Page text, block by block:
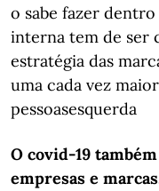
o sabe fazer
interna tem de ser
estratégia das
uma cada vez
pessoasesquerda
O covid-19
empresas e